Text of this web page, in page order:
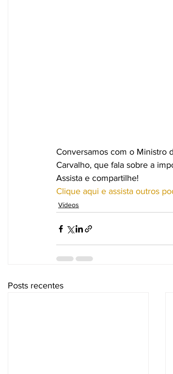
Conversamos com o Ministro
Carvalho, que fala sobre a
Assista e compartilhe!
Clique aqui e assista outros
Vídeos
Posts recentes